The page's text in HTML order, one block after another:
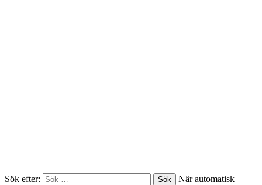
Sök efter:
När automatisk